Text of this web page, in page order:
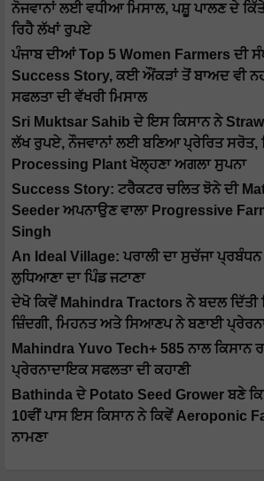
ਨੋਜਵਾਨਾਂ ਲਈ ਵਧੀਆ ਮਿਸਾਲ, ਪਸ਼ੂ ਪਾਲਣ ਦੇ
ਰਿਹੈ ਲੱਖਾਂ ਰੁਪਏ
ਪੰਜਾਬ ਦੀਆਂ Top 5 Women Farmers ਦੀ
Success Story, ਕਈ ਔਂਕੜਾਂ ਤੋਂ ਬਾਅਦ ਵੀ
ਸਫਲਤਾ ਦੀ ਵੱਖਰੀ ਮਿਸਾਲ
Sri Muktsar Sahib ਦੇ ਇਸ ਕਿਸਾਨ ਨੇ
ਲੱਖ ਰੁਪਏ, ਨੌਜਵਾਨਾਂ ਲਈ ਬਣਿਆ ਪ੍ਰੇਰਿਤ ਸਰੋਤ,
Processing Plant ਖੋਲ੍ਹਣਾ ਅਗਲਾ ਸੁਪਨਾ
Success Story: ਟਰੈਕਟਰ ਚਲਿਤ ਝੋਨੇ ਦੀ
Seeder ਅਪਨਾਉਣ ਵਾਲਾ Progressive
Singh
An Ideal Village: ਪਰਾਲੀ ਦਾ ਸੁਚੱਜਾ
ਲੁਧਿਆਣਾ ਦਾ ਪਿੰਡ ਜਟਾਣਾ
ਦੇਖੋ ਕਿਵੇਂ Mahindra Tractors ਨੇ ਬਦਲ ਦਿੱਤੀ
ਜ਼ਿੰਦਗੀ, ਮਿਹਨਤ ਅਤੇ ਸਿਆਣਪ ਨੇ ਬਣਾਈ
Mahindra Yuvo Tech+ 585 ਨਾਲ ਕਿਸਾਨ
ਪ੍ਰੇਰਨਾਦਾਇਕ ਸਫਲਤਾ ਦੀ ਕਹਾਣੀ
Bathinda ਦੇ Potato Seed Grower ਬਣੇ
10ਵੀਂ ਪਾਸ ਇਸ ਕਿਸਾਨ ਨੇ ਕਿਵੇਂ Aeroponic
ਨਾਮਣਾ